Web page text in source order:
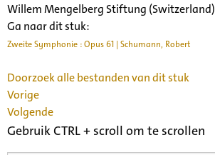
Willem Mengelberg Stiftung (Switzerland)
Ga naar dit stuk:
Zweite Symphonie : Opus 61 | Schumann, Robert
Doorzoek alle bestanden van dit stuk
Vorige
Volgende
Gebruik CTRL + scroll om te scrollen